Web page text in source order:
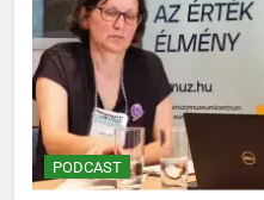
PODCAST